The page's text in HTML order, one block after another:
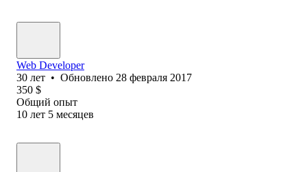
Web Developer
30 лет • Обновлено 28 февраля 2017
350 $
Общий опыт
10 лет 5 месяцев